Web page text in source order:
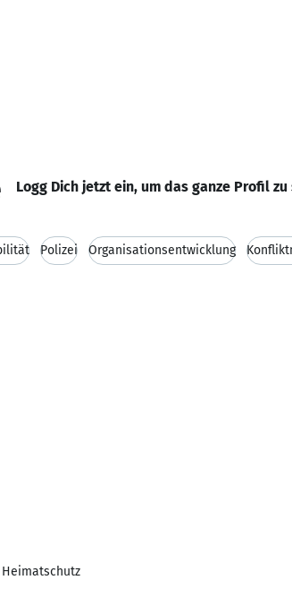
Logg Dich jetzt ein, um das ganze Profil zu
Polizei Organisationsentwicklung